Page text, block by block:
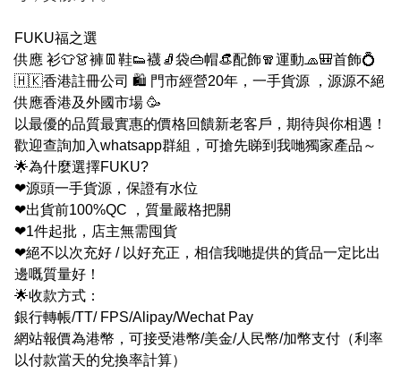
FUKU福之選
供應 衫👕👗褲👖鞋👟襪🧦袋👜帽👒配飾🧣運動🧢🎒首飾💍
🇭🇰香港註冊公司 🛍 門市經營20年，一手貨源 ，源源不絕
供應香港及外國市場 🥳
以最優的品質最實惠的價格回饋新老客戶，期待與你相遇！
歡迎查詢加入whatsapp群組，可搶先睇到我哋獨家產品～
🌟為什麼選擇FUKU?
❤源頭一手貨源，保證有水位
❤出貨前100%QC ，質量嚴格把關
❤1件起批，店主無需囤貨
❤絕不以次充好 / 以好充正，相信我哋提供的貨品一定比出
邊嘅質量好！
🌟收款方式：
銀行轉帳/TT/ FPS/Alipay/Wechat Pay
網站報價為港幣，可接受港幣/美金/人民幣/加幣支付（利率
以付款當天的兌換率計算）